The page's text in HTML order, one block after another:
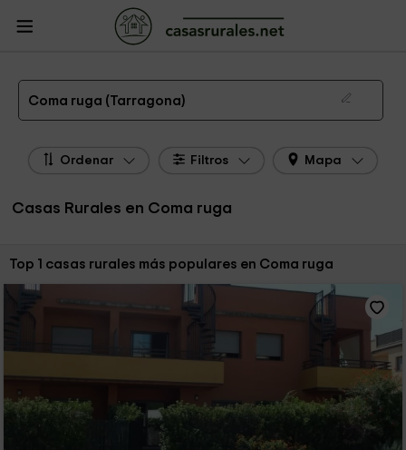
Casas Rurales
Tarragona
Casas Rurales Coma ruga
Las 1 mejores casas rurales en Coma ruga de 2026
Coma ruga (Tarragona)
Ordenar Filtros Mapa
Casas Rurales en Coma ruga
Ordenar por:
Top 1 casas rurales más populares en Coma ruga